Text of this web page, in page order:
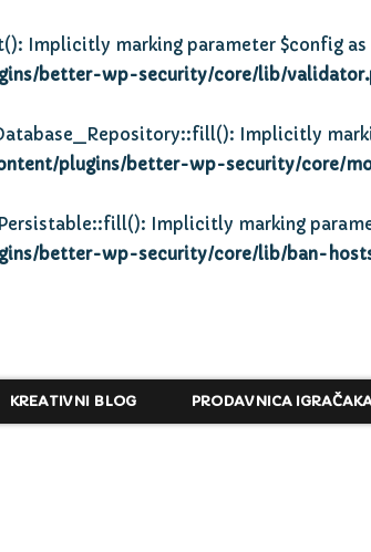
Implicitly marking parameter $config
better-wp-security/core/lib/
Implicitly
plugins/better-wp-security/core/
Implicitly marking
better-wp-security/core/lib/ban-
KREATIVNI BLOG PRODAVNICA